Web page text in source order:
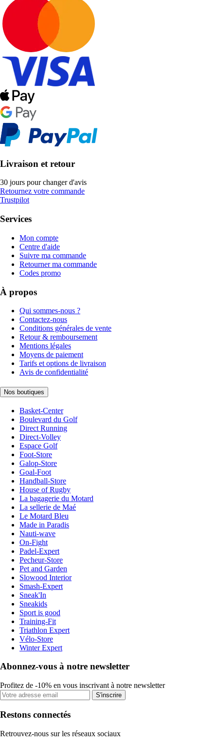
Livraison et retour
30 jours pour changer d'avis
Retournez votre commande
Trustpilot
Services
Mon compte
Centre d'aide
Suivre ma commande
Retourner ma commande
Codes promo
À propos
Qui sommes-nous ?
Contactez-nous
Conditions générales de vente
Retour & remboursement
Mentions légales
Moyens de paiement
Tarifs et options de livraison
Avis de confidentialité
Nos boutiques
Basket-Center
Boulevard du Golf
Direct Running
Direct-Volley
Espace Golf
Foot-Store
Galop-Store
Goal-Foot
Handball-Store
House of Rugby
La bagagerie du Motard
La sellerie de Maé
Le Motard Bleu
Made in Paradis
Nauti-wave
On-Fight
Padel-Expert
Pecheur-Store
Pet and Garden
Slowood Interior
Smash-Expert
Sneak'In
Sneakids
Sport is good
Training-Fit
Triathlon Expert
Vélo-Store
Winter Expert
Abonnez-vous à notre newsletter
Profitez de -10% en vous inscrivant à notre newsletter
S'inscrire
Restons connectés
Retrouvez-nous sur les réseaux sociaux